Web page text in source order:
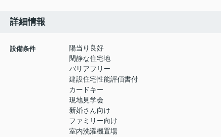
詳細情報
設備条件
陽当り良好
閑静な住宅地
バリアフリー
建設住宅性能評価書付
カードキー
現地見学会
新婚さん向け
ファミリー向け
室内洗濯機置場